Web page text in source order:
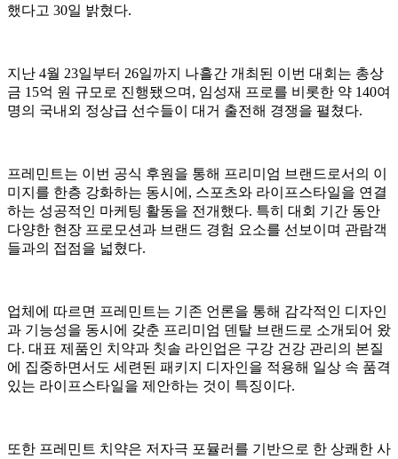
했다고 30일 밝혔다.
지난 4월 23일부터 26일까지 나흘간 개최된 이번 대회는 총상
금 15억 원 규모로 진행됐으며, 임성재 프로를 비롯한 약 140여
명의 국내외 정상급 선수들이 대거 출전해 경쟁을 펼쳤다.
프레민트는 이번 공식 후원을 통해 프리미엄 브랜드로서의 이
미지를 한층 강화하는 동시에, 스포츠와 라이프스타일을 연결
하는 성공적인 마케팅 활동을 전개했다. 특히 대회 기간 동안
다양한 현장 프로모션과 브랜드 경험 요소를 선보이며 관람객
들과의 접점을 넓혔다.
업체에 따르면 프레민트는 기존 언론을 통해 감각적인 디자인
과 기능성을 동시에 갖춘 프리미엄 덴탈 브랜드로 소개되어 왔
다. 대표 제품인 치약과 칫솔 라인업은 구강 건강 관리의 본질
에 집중하면서도 세련된 패키지 디자인을 적용해 일상 속 품격
있는 라이프스타일을 제안하는 것이 특징이다.
또한 프레민트 치약은 저자극 포뮬러를 기반으로 한 상쾌한 사